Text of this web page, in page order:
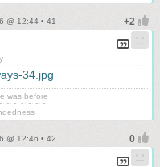
@ 12:44 • 41
was before
~ ~ ~ ~ ~ ~
@ 12:46 • 42